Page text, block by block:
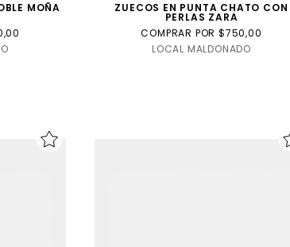
MOÑA ZUECOS EN PUNTA CHATO CON
PERLAS ZARA
COMPRAR POR $750,00
LOCAL MALDONADO